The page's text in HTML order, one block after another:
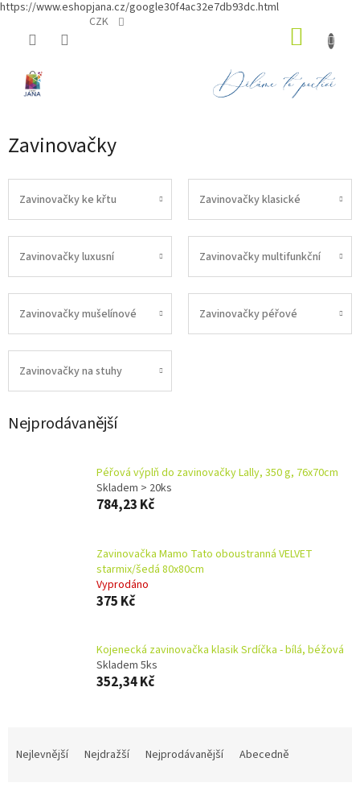
https://www.eshopjana.cz/google30f4ac32e7db93dc.html
CZK
Zavinovačky
Zavinovačky ke křtu Zavinovačky klasické
Zavinovačky luxusní Zavinovačky multifunkční
Zavinovačky mušelínové Zavinovačky péřové
Zavinovačky na stuhy
Nejprodávanější
Péřová výplň do zavinovačky Lally, 350 g, 76x70cm
Skladem > 20ks
784,23 Kč
Zavinovačka Mamo Tato oboustranná VELVET
starmix/šedá 80x80cm
Vyprodáno
375 Kč
Kojenecká zavinovačka klasik Srdíčka - bílá, béžová
Skladem 5ks
352,34 Kč
Nejlevnější Nejdražší Nejprodávanější Abecedně